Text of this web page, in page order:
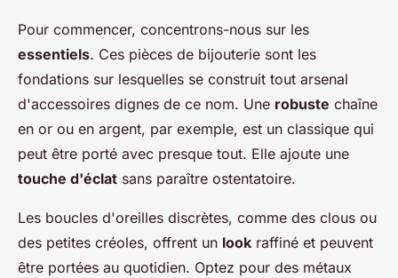
Pour commencer, concentrons-nous sur les
essentiels. Ces pièces de bijouterie sont les
fondations sur lesquelles se construit tout arsenal
d'accessoires dignes de ce nom. Une robuste chaîne
en or ou en argent, par exemple, est un classique qui
peut être porté avec presque tout. Elle ajoute une
touche d'éclat sans paraître ostentatoire.
Les boucles d'oreilles discrètes, comme des clous ou
des petites créoles, offrent un look raffiné et peuvent
être portées au quotidien. Optez pour des métaux